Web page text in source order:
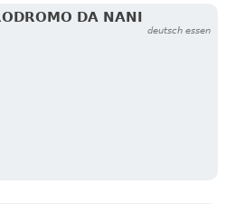
DA NANI
deutsch essen